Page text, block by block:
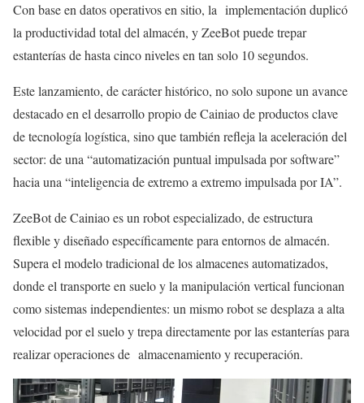
Con base en datos operativos en sitio, la implementación duplicó
la productividad total del almacén, y ZeeBot puede trepar
estanterías de hasta cinco niveles en tan solo 10 segundos.
Este lanzamiento, de carácter histórico, no solo supone un avance
destacado en el desarrollo propio de Cainiao de productos clave
de tecnología logística, sino que también refleja la aceleración del
sector: de una “automatización puntual impulsada por software”
hacia una “inteligencia de extremo a extremo impulsada por IA”.
ZeeBot de Cainiao es un robot especializado, de estructura
flexible y diseñado específicamente para entornos de almacén.
Supera el modelo tradicional de los almacenes automatizados,
donde el transporte en suelo y la manipulación vertical funcionan
como sistemas independientes: un mismo robot se desplaza a alta
velocidad por el suelo y trepa directamente por las estanterías para
realizar operaciones de almacenamiento y recuperación.